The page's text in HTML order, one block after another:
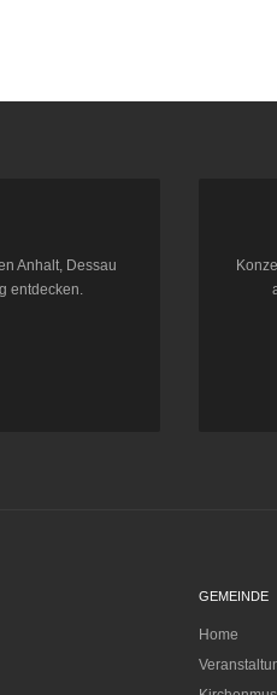
Anhalt, Dessau
entdecken.
GEMEINDE
Home